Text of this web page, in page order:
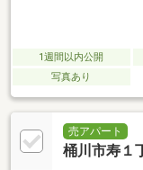
1週間以内公開
写真あり
売アパート
桶川市寿１